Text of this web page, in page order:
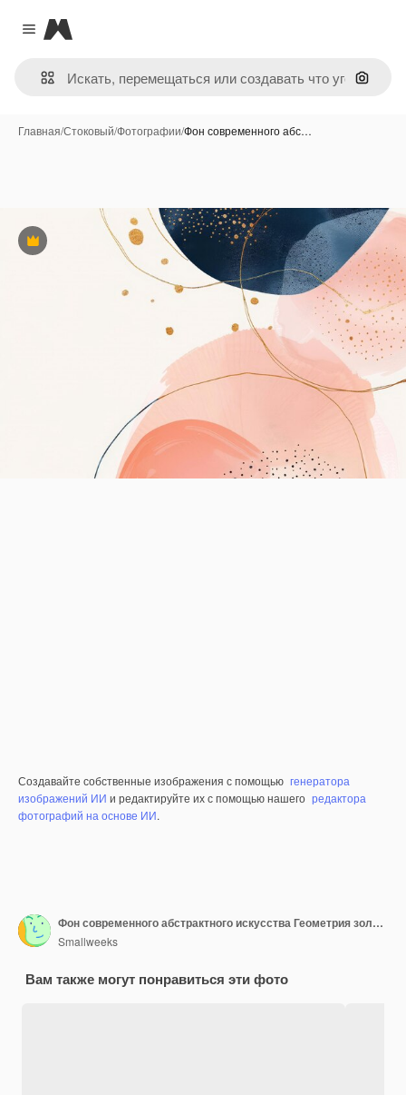
Close menu
Magnific
Поиск
Главная/Стоковый/Фотографии/Фон современного абс…
Премиум
Создавайте собственные изображения с помощью генератора
изображений ИИ и редактируйте их с помощью нашего редактора
фотографий на основе ИИ.
Фон современного абстрактного искусства Геометрия золото
Smallweeks
Вам также могут понравиться эти фото